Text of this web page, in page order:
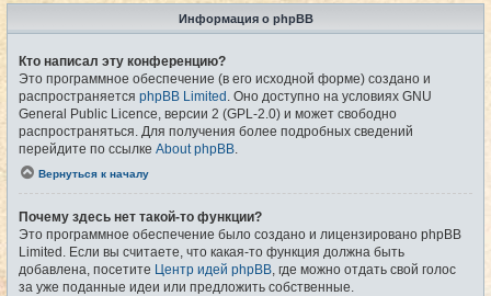
Информация о phpBB
Кто написал эту конференцию?
Это программное обеспечение (в его исходной форме) создано и
распространяется phpBB Limited . Оно доступно на условиях GNU
General Public Licence, версии 2 (GPL-2.0) и может свободно
распространяться. Для получения более подробных сведений
перейдите по ссылке About phpBB
Вернуться к началу
Почему здесь нет такой-то функции?
Это программное обеспечение было создано и лицензировано phpBB
Limited. Если вы считаете, что какая-то функция должна быть
добавлена, посетите Центр идей phpBB , где можно отдать свой голос
за уже поданные идеи или предложить собственные.